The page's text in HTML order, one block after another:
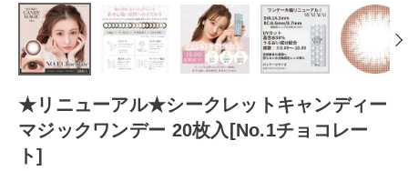
★リニューアル★シークレットキャンディー
マジックワンデー 20枚入[No.1チョコレー
ト]